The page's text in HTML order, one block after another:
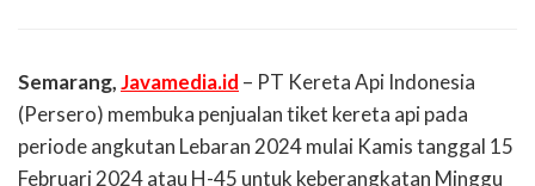
Semarang,Javamedia.id – PT Kereta Api Indonesia
(Persero) membuka penjualan tiket kereta api pada
periode angkutan Lebaran 2024 mulai Kamis tanggal 15
Februari 2024 atau H-45 untuk keberangkatan Minggu